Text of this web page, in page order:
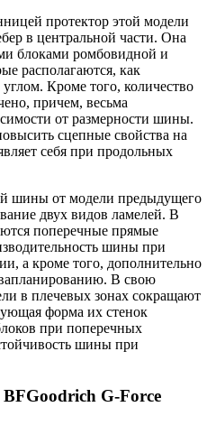
протектор этой модели
в центральной части. Она
блоками ромбовидной и
располагаются, как
Кроме того, количество
причем, весьма
от размерности шины.
сцепные свойства на
себя при продольных
шины от модели предыдущего
двух видов ламелей. В
поперечные прямые
шины при
а кроме того, дополнительно
В свою
в плечевых зонах сокращают
форма их стенок
при поперечных
шины при
G-Force